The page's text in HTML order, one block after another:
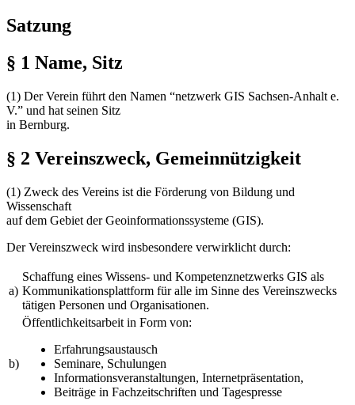
Satzung
§ 1 Name, Sitz
(1) Der Verein führt den Namen “netzwerk GIS Sachsen-Anhalt e.
V.” und hat seinen Sitz
in Bernburg.
§ 2 Vereinszweck, Gemeinnützigkeit
(1) Zweck des Vereins ist die Förderung von Bildung und
Wissenschaft
auf dem Gebiet der Geoinformationssysteme (GIS).
Der Vereinszweck wird insbesondere verwirklicht durch:
a)
Schaffung eines Wissens- und Kompetenznetzwerks GIS als
Kommunikationsplattform für alle im Sinne des Vereinszwecks
tätigen Personen und Organisationen.
b)
Öffentlichkeitsarbeit in Form von:
Erfahrungsaustausch
Seminare, Schulungen
Informationsveranstaltungen, Internetpräsentation,
Beiträge in Fachzeitschriften und Tagespresse